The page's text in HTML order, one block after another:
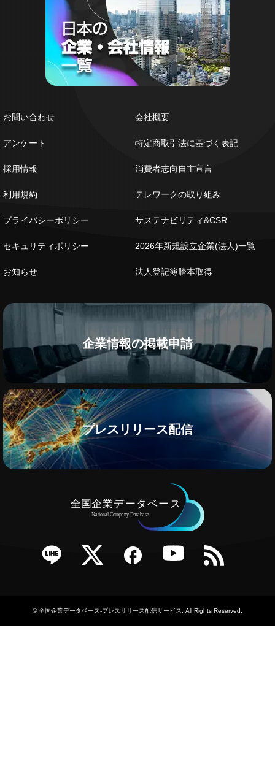
お問い合わせ
アンケート
採用情報
利用規約
プライバシーポリシー
セキュリティポリシー
お知らせ
会社概要
特定商取引法に基づく表記
消費者志向自主宣言
テレワークの取り組み
サステナビリティ&CSR
2026年新規設立企業(法人)一覧
法人登記簿謄本取得
企業情報の掲載申請
プレスリリース配信
Twitter Facebook YouTube RSS
©全国企業データベース-プレスリリース配信サービス . All Rights Reserved.